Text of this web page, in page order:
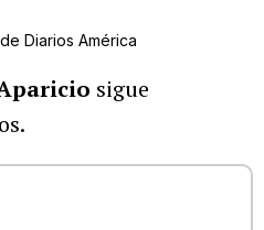
Diarios América
sigue